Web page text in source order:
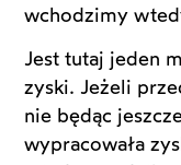
wchodzimy
Jest tutaj jeden
zyski. Jeżeli
nie będąc
wypracowała